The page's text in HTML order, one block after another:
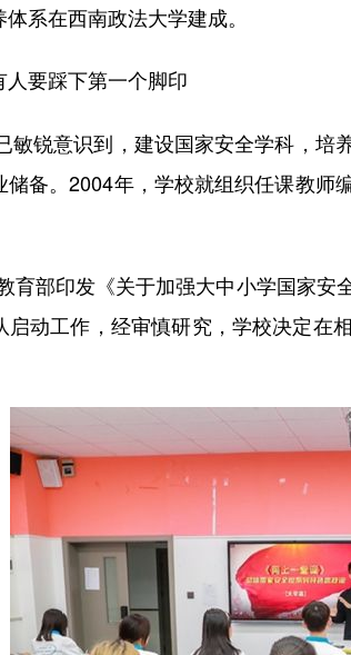
系在西南政法大学建成。
要踩下第一个脚印
锐意识到，建设国家安全学科，培
备。2004年，学校就组织任课教
部印发《关于加强大中小学国家安
启动工作，经审慎研究，学校决定在